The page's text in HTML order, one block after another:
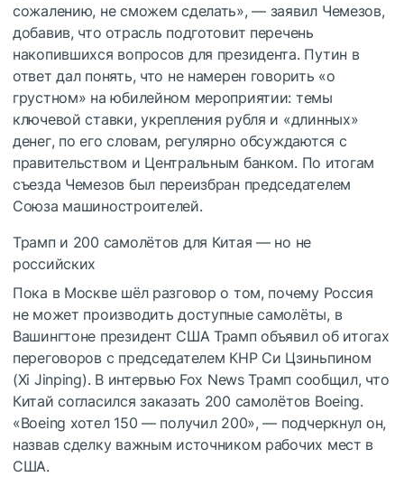
сожалению, не сможем сделать», — заявил Чемезов,
добавив, что отрасль подготовит перечень
накопившихся вопросов для президента. Путин в
ответ дал понять, что не намерен говорить «о
грустном» на юбилейном мероприятии: темы
ключевой ставки, укрепления рубля и «длинных»
денег, по его словам, регулярно обсуждаются с
правительством и Центральным банком. По итогам
съезда Чемезов был переизбран председателем
Союза машиностроителей.
Трамп и 200 самолётов для Китая — но не
российских
Пока в Москве шёл разговор о том, почему Россия
не может производить доступные самолёты, в
Вашингтоне президент США Трамп объявил об итогах
переговоров с председателем КНР Си Цзиньпином
(Xi Jinping). В интервью Fox News Трамп сообщил, что
Китай согласился заказать 200 самолётов Boeing.
«Boeing хотел 150 — получил 200», — подчеркнул он,
назвав сделку важным источником рабочих мест в
США.